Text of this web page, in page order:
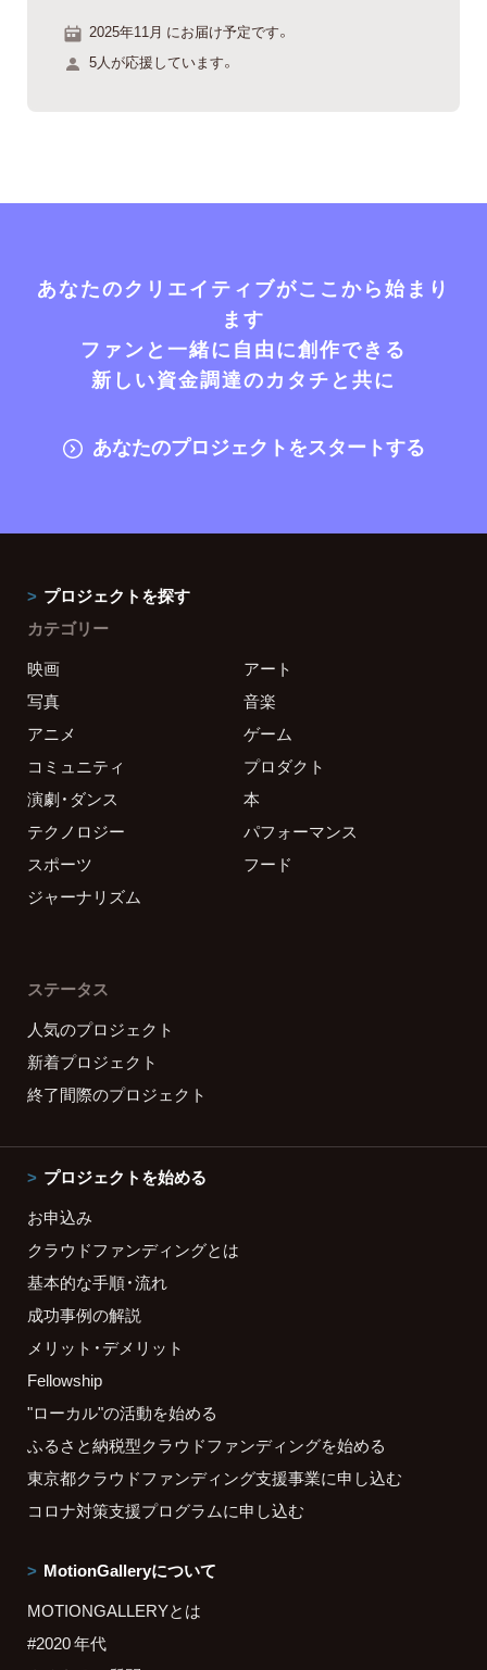
2025年11月 にお届け予定です。
5人が応援しています。
あなたのクリエイティブがここから始まり
ます
ファンと一緒に自由に創作できる
新しい資金調達のカタチと共に
あなたのプロジェクトをスタートする
プロジェクトを探す
カテゴリー
映画
アート
写真
音楽
アニメ
ゲーム
コミュニティ
プロダクト
演劇・ダンス
本
テクノロジー
パフォーマンス
スポーツ
フード
ジャーナリズム
ステータス
人気のプロジェクト
新着プロジェクト
終了間際のプロジェクト
プロジェクトを始める
お申込み
クラウドファンディングとは
基本的な手順・流れ
成功事例の解説
メリット・デメリット
Fellowship
"ローカル"の活動を始める
ふるさと納税型クラウドファンディングを始める
東京都クラウドファンディング支援事業に申し込む
コロナ対策支援プログラムに申し込む
MotionGalleryについて
MOTIONGALLERYとは
#2020 年代